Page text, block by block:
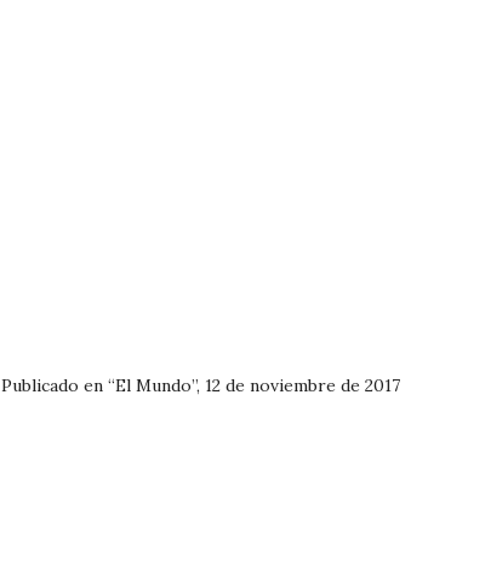
Publicado en “El Mundo”, 12 de noviembre de 2017